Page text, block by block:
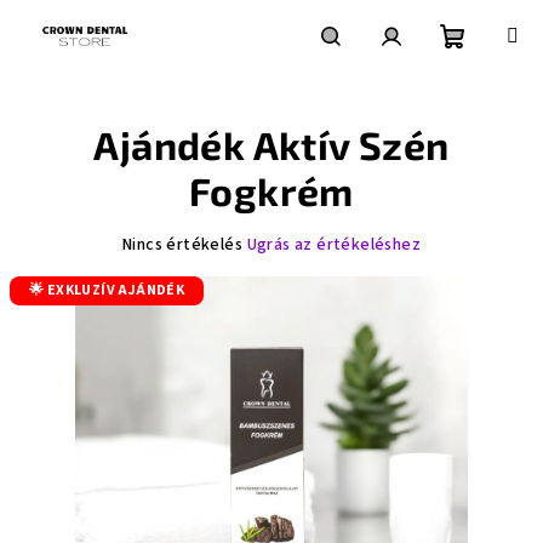
Ajándék Aktív Szén
Fogkrém
A
átlagos
Nincs értékelés Ugrás az értékeléshez
🌟 EXKLUZÍV AJÁNDÉK